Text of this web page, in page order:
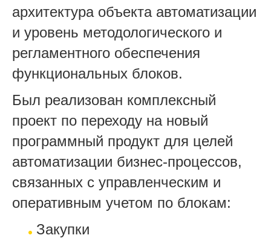
архитектура объекта автоматизации
и уровень методологического и
регламентного обеспечения
функциональных блоков.
Был реализован комплексный
проект по переходу на новый
программный продукт для целей
автоматизации бизнес-процессов,
связанных с управленческим и
оперативным учетом по блокам:
Закупки